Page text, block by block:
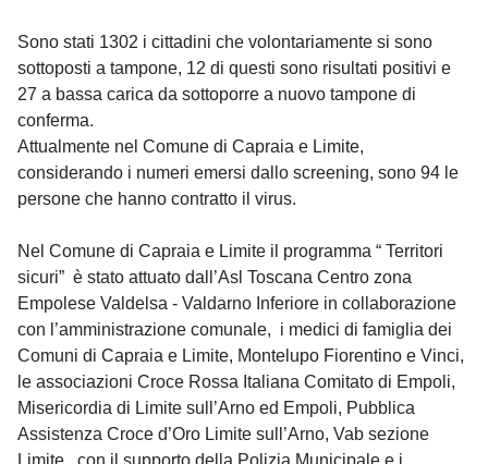
Sono stati 1302 i cittadini che volontariamente si sono
sottoposti a tampone, 12 di questi sono risultati positivi e
27 a bassa carica da sottoporre a nuovo tampone di
conferma.
Attualmente nel Comune di Capraia e Limite,
considerando i numeri emersi dallo screening, sono 94 le
persone che hanno contratto il virus.
Nel Comune di Capraia e Limite il programma “ Territori
sicuri” è stato attuato dall’Asl Toscana Centro zona
Empolese Valdelsa - Valdarno Inferiore in collaborazione
con l’amministrazione comunale, i medici di famiglia dei
Comuni di Capraia e Limite, Montelupo Fiorentino e Vinci,
le associazioni Croce Rossa Italiana Comitato di Empoli,
Misericordia di Limite sull’Arno ed Empoli, Pubblica
Assistenza Croce d’Oro Limite sull’Arno, Vab sezione
Limite, con il supporto della Polizia Municipale e i